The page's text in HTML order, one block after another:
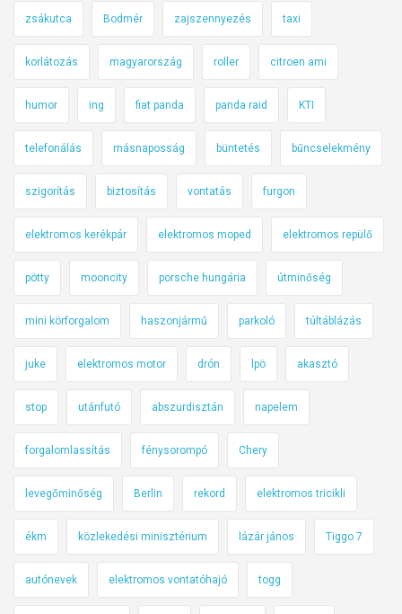
zsákutca Bodmér zajszennyezés taxi
korlátozás magyarország roller citroen ami
humor ing fiat panda panda raid KTI
telefonálás másnaposság büntetés bűncselekmény
szigorítás biztosítás vontatás furgon
elektromos kerékpár elektromos moped elektromos repülő
pötty mooncity porsche hungária útminőség
mini körforgalom haszonjármű parkoló túltáblázás
juke elektromos motor drón lpö akasztó
stop utánfutó abszurdisztán napelem
forgalomlassítás fénysorompó Chery
levegőminőség Berlin rekord elektromos tricikli
ékm közlekedési minisztérium lázár jános Tiggo 7
autónevek elektromos vontatóhajó togg